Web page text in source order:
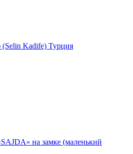
Kadife) Турция